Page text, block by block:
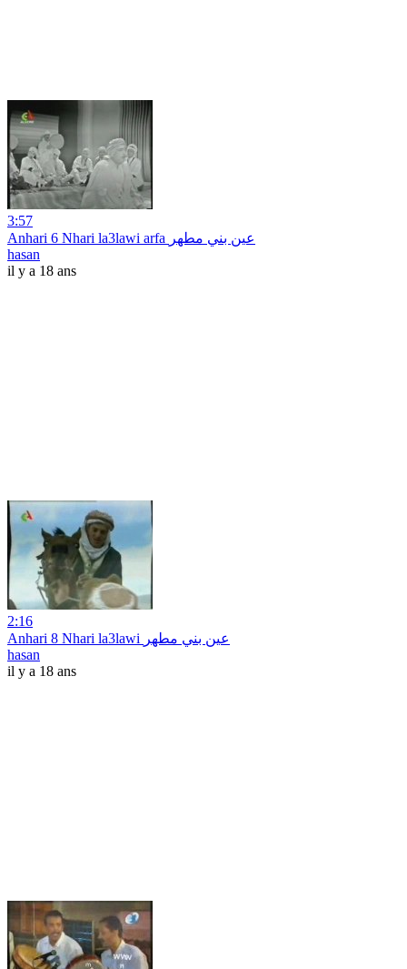
3:57
Anhari 6 Nhari la3lawi arfa عين بني مطهر
hasan
il y a 18 ans
2:16
Anhari 8 Nhari la3lawi عين بني مطهر
hasan
il y a 18 ans